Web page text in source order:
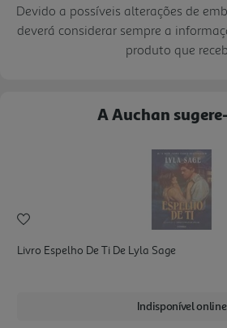
Devido a possíveis alterações de
deverá considerar sempre a
produto que
A Auchan
Livro Espelho De Ti De Lyla Sage
Indisponível online